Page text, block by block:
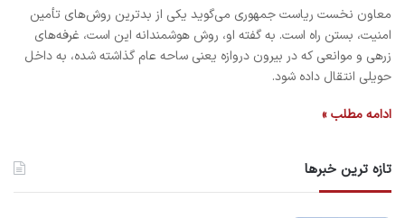
معاون نخست ریاست‌ جمهوری می‌گوید یکی از بدترین روش‌های تأمین
امنیت، بستن راه است. به گفته او، روش هوشمندانه این است، غرفه‌های
زرهی و موانعی که در بیرون دروازه یعنی ساحه عام گذاشته شده، به داخل
حویلی انتقال داده شود.
ادامه مطلب »
تازه ترین خبرها